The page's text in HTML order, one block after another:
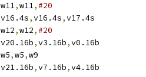
	ror	w11
,w11, #20
	add	v16.4s
,v16.4s,v17.4s
	ror	w12
,w12, #20
	eor	v20.16b
,v3.16b,v0.16b
	add	w5
,w5,w9
	eor	v21.16b
,v7.16b,v4.16b